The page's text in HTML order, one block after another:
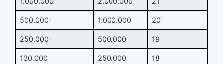
500.000 1.000.000 20
250.000 500.000 19
130.000 250.000 18